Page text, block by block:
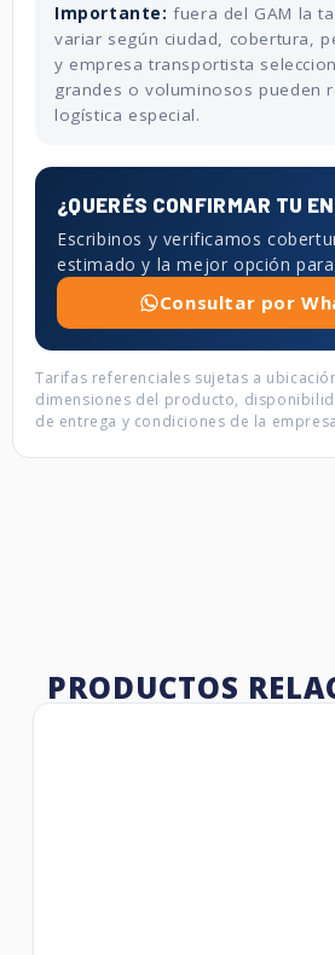
Importante: fuera del GAM la
variar según ciudad, cobertura,
y empresa transportista
grandes o voluminosos pueden
logística especial.
¿QUERÉS CONFIRMAR TU
Escribinos y verificamos
estimado y la mejor opción
Consultar por
Tarifas referenciales sujetas a
dimensiones del producto,
de entrega y condiciones de la
PRODUCTOS